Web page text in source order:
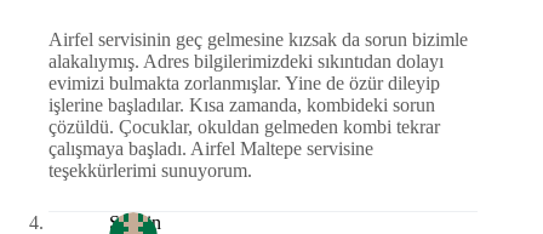
Airfel servisinin geç gelmesine kızsak da sorun bizimle
alakalıymış. Adres bilgilerimizdeki sıkıntıdan dolayı
evimizi bulmakta zorlanmışlar. Yine de özür dileyip
işlerine başladılar. Kısa zamanda, kombideki sorun
çözüldü. Çocuklar, okuldan gelmeden kombi tekrar
çalışmaya başladı. Airfel Maltepe servisine
teşekkürlerimi sunuyorum.
Sezgin